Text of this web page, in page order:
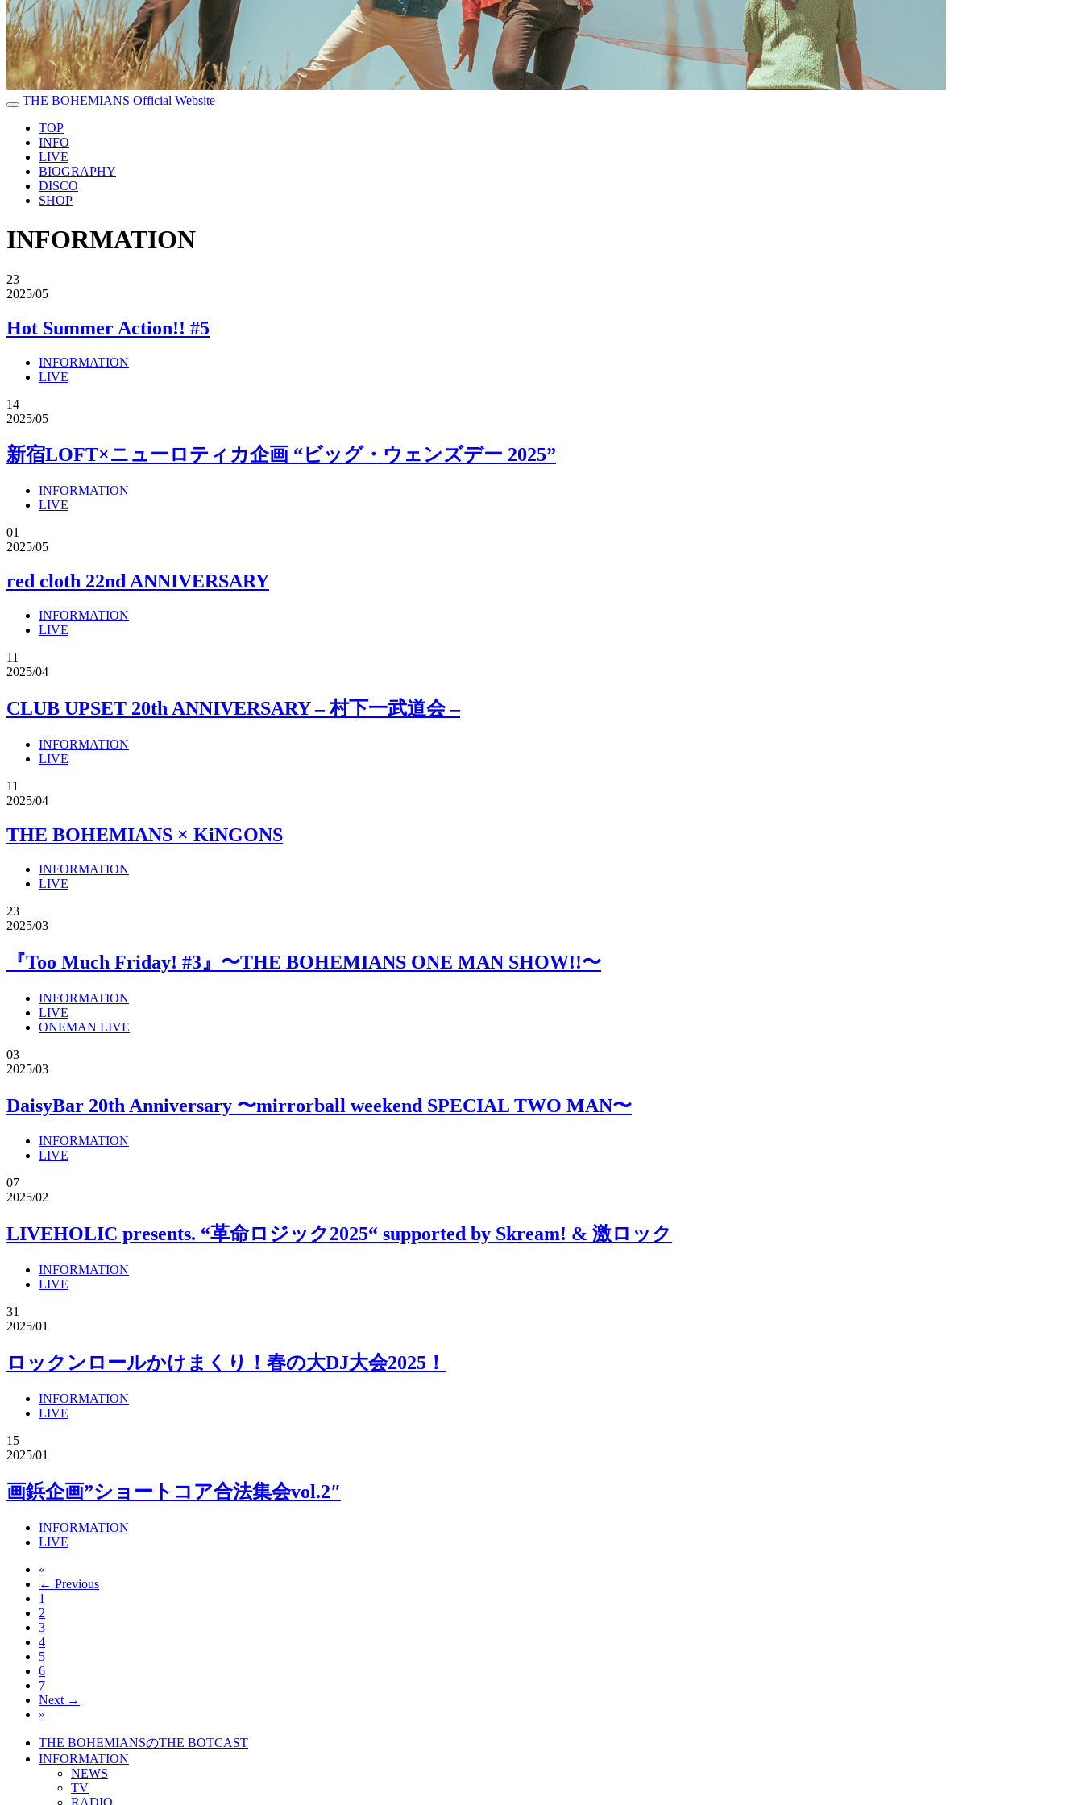
THE BOHEMIANS Official Website
TOP
INFO
LIVE
BIOGRAPHY
DISCO
SHOP
INFORMATION
23
2025/05
Hot Summer Action!! #5
INFORMATION
LIVE
14
2025/05
新宿LOFT×ニューロティカ企画 “ビッグ・ウェンズデー 2025”
INFORMATION
LIVE
01
2025/05
red cloth 22nd ANNIVERSARY
INFORMATION
LIVE
11
2025/04
CLUB UPSET 20th ANNIVERSARY – 村下一武道会 –
INFORMATION
LIVE
11
2025/04
THE BOHEMIANS × KiNGONS
INFORMATION
LIVE
23
2025/03
『Too Much Friday! #3』〜THE BOHEMIANS ONE MAN SHOW!!〜
INFORMATION
LIVE
ONEMAN LIVE
03
2025/03
DaisyBar 20th Anniversary 〜mirrorball weekend SPECIAL TWO MAN〜
INFORMATION
LIVE
07
2025/02
LIVEHOLIC presents. “革命ロジック2025“ supported by Skream! & 激ロック
INFORMATION
LIVE
31
2025/01
ロックンロールかけまくり！春の大DJ大会2025！
INFORMATION
LIVE
15
2025/01
画鋲企画”ショートコア合法集会vol.2″
INFORMATION
LIVE
«
← Previous
1
2
3
4
5
6
7
Next →
»
THE BOHEMIANSのTHE BOTCAST
INFORMATION
NEWS
TV
RADIO